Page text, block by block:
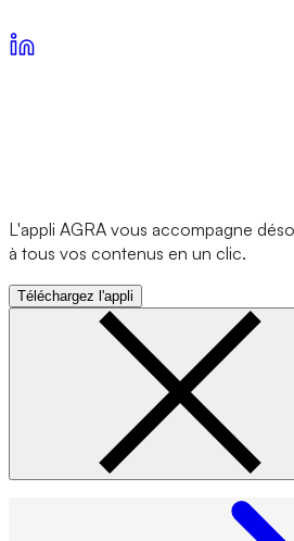
L'appli AGRA vous accompagne
à tous vos contenus en un clic.
Téléchargez l'appli